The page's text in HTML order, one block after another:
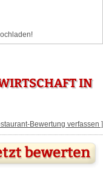
IN
Bewertung verfassen ]